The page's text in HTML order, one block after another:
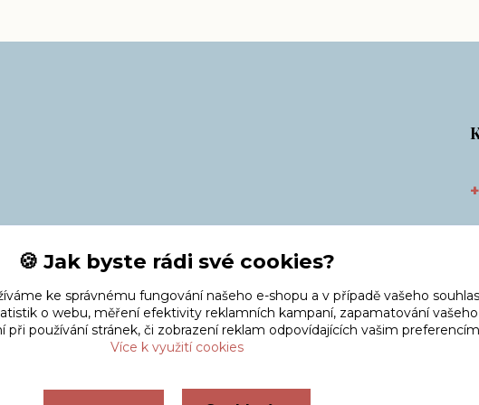
🍪 Jak byste rádi své cookies?
ke správnému fungování našeho e-shopu a v případě vašeho
o webu, měření efektivity reklamních kampaní, zapamatování vašeho
při používání stránek, či zobrazení reklam odpovídajících vašim
Více k využití cookies